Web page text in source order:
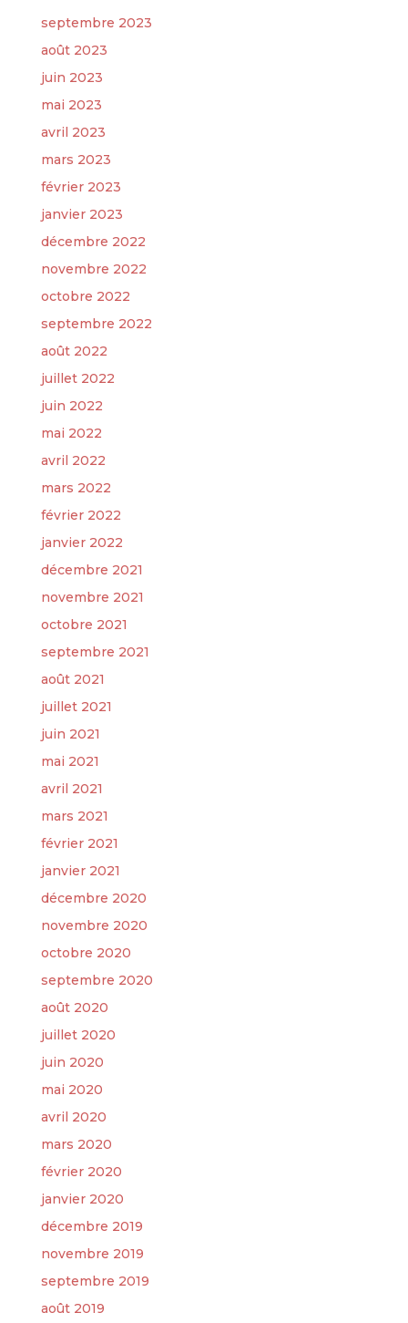
septembre 2023
août 2023
juin 2023
mai 2023
avril 2023
mars 2023
février 2023
janvier 2023
décembre 2022
novembre 2022
octobre 2022
septembre 2022
août 2022
juillet 2022
juin 2022
mai 2022
avril 2022
mars 2022
février 2022
janvier 2022
décembre 2021
novembre 2021
octobre 2021
septembre 2021
août 2021
juillet 2021
juin 2021
mai 2021
avril 2021
mars 2021
février 2021
janvier 2021
décembre 2020
novembre 2020
octobre 2020
septembre 2020
août 2020
juillet 2020
juin 2020
mai 2020
avril 2020
mars 2020
février 2020
janvier 2020
décembre 2019
novembre 2019
septembre 2019
août 2019